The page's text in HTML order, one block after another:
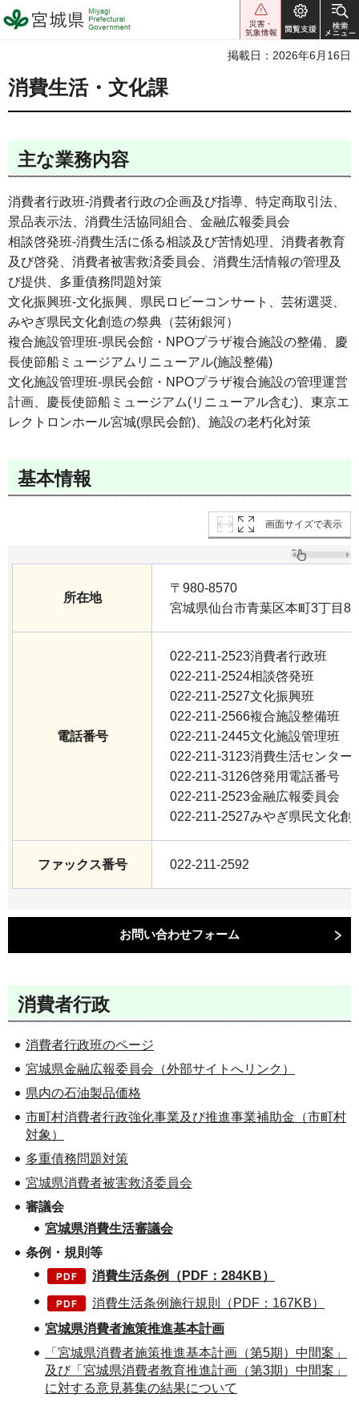
宮城県 Miyagi Prefectural
Government
掲載日：2026年6月16日
消費生活・文化課
主な業務内容
消費者行政班-消費者行政の企画及び指導、特定商取引法、
景品表示法、消費生活協同組合、金融広報委員会
相談啓発班-消費生活に係る相談及び苦情処理、消費者教育
及び啓発、消費者被害救済委員会、消費生活情報の管理及
び提供、多重債務問題対策
文化振興班-文化振興、県民ロビーコンサート、芸術選奨、
みやぎ県民文化創造の祭典（芸術銀河）
複合施設管理班-県民会館・NPOプラザ複合施設の整備、慶
長使節船ミュージアムリニューアル(施設整備)
文化施設管理班-県民会館・NPOプラザ複合施設の管理運営
計画、慶長使節船ミュージアム(リニューアル含む)、東京エ
レクトロンホール宮城(県民会館)、施設の老朽化対策
基本情報
画面サイズで表示
所在地
〒980-8570
宮城県仙台市青葉区本町3丁目8
電話番号
022-211-2523消費者行政班
022-211-2524相談啓発班
022-211-2527文化振興班
022-211-2566複合施設整備班
022-211-2445文化施設管理班
022-211-3123消費生活センター
022-211-3126啓発用電話番号
022-211-2523金融広報委員会
022-211-2527みやぎ県民文化創
ファックス番号 022-211-2592
消費者行政
消費者行政班のページ
宮城県金融広報委員会（外部サイトへリンク）
県内の石油製品価格
市町村消費者行政強化事業及び推進事業補助金（市町村
対象）
多重債務問題対策
宮城県消費者被害救済委員会
審議会
宮城県消費生活審議会
条例・規則等
消費生活条例（PDF：284KB）
消費生活条例施行規則（PDF：167KB）
宮城県消費者施策推進基本計画
「宮城県消費者施策推進基本計画（第5期）中間案」
及び「宮城県消費者教育推進計画（第3期）中間案」
に対する意見募集の結果について